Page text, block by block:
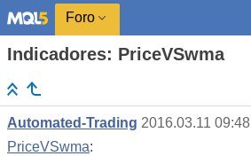
Foro
Indicadores: PriceVSwma
Automated-Trading 2016.03.11 09:48
PriceVSwma: